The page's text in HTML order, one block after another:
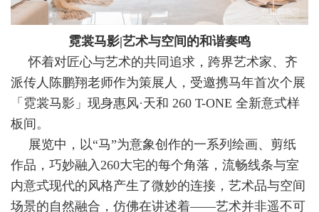
霓裳马影|艺术与空间的和谐奏鸣
怀着对匠心与艺术的共同追求，跨界艺术家、齐
派传人陈鹏翔老师作为策展人，受邀携马年首次个展
「霓裳马影」现身惠风·天和 260 T-ONE 全新意式样
板间。
展览中，以“马”为意象创作的一系列绘画、剪纸
作品，巧妙融入260大宅的每个角落，流畅线条与室
内意式现代的风格产生了微妙的连接，艺术品与空间
场景的自然融合，仿佛在讲述着——艺术并非遥不可